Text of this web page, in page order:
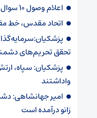
اعلام وصول ۱۰ سوال نمایندگان مجلس از وزرا
اتحاد مقدس، خط
تحقق تحریم‌های
پزشکیان: سپاه،
واداشتند
امیر جهانشاهی:
زانو درآمده است